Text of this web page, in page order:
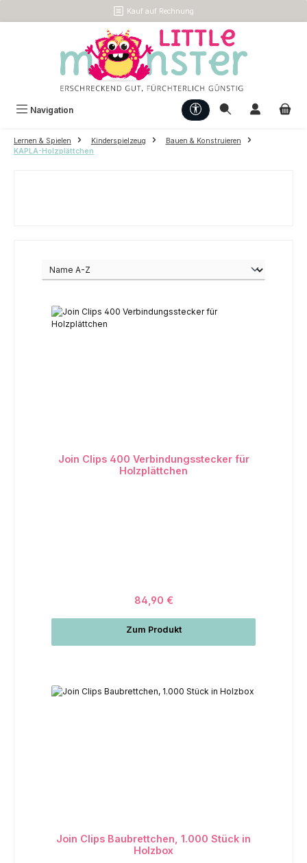
Kauf auf Rechnung
Navigation Werkzeugleiste anzeigen
Lernen & Spielen Kinderspielzeug
Bauen & Konstruieren
KAPLA-Holzplättchen
Join Clips 400 Verbindungsstecker für
Holzplättchen
84,90 €
Zum Produkt
Join Clips Baubrettchen, 1.000 Stück in
Holzbox